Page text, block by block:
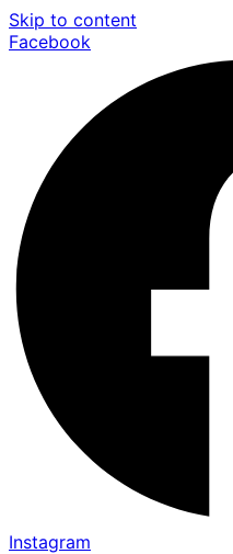
Skip to content
Facebook
Instagram